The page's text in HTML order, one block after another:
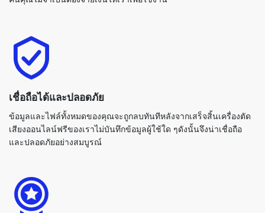
เชื่อถือได้และปลอดภัย
ข้อมูลและไฟล์ทั้งหมดของคุณจะถูกลบทันทีหลังจากเสร็จสิ้นเครื่องตัด
เสียงออนไลน์ฟรีของเราไม่บันทึกข้อมูลผู้ใช้ใด ๆดังนั้นจึงน่าเชื่อถือ
และปลอดภัยอย่างสมบูรณ์
ผลลัพธ์ที่แม่นยำคุณภาพดีและรวดเร็ว
เว็บไซต์ของเราประมวลผลแทร็กเสียงของคุณอย่างรวดเร็วจะส่งกลับ